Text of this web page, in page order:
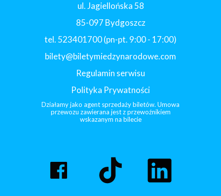
ul. Jagiellońska 58
85-097 Bydgoszcz
tel. 523401700 (pn-pt. 9:00 - 17:00)
bilety@biletymiedzynarodowe.com
Regulamin serwisu
Polityka Prywatności
Działamy jako agent sprzedaży biletów. Umowa
przewozu zawierana jest z przewoźnikiem
wskazanym na bilecie